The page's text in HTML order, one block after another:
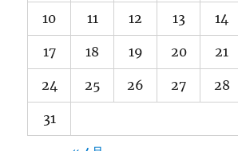
10 11 12 13 14
17 18 19 20 21
24 25 26 27 28
31